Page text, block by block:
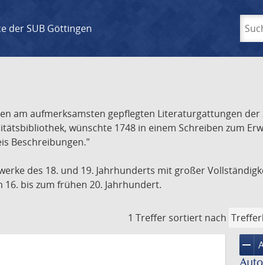
der SUB Göttingen
am aufmerksamsten gepflegten Literaturgattungen der
wünschte 1748 in einem Schreiben zum
Beschreibungen."
des 18. und 19. Jahrhunderts mit großer
bis zum frühen 20. Jahrhundert.
1 Treffer sortiert nach
remove